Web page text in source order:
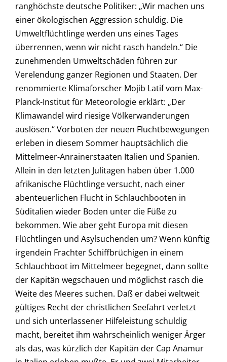
ranghöchste deutsche Politiker: „Wir machen uns
einer ökologischen Aggression schuldig. Die
Umweltflüchtlinge werden uns eines Tages
überrennen, wenn wir nicht rasch handeln.“ Die
zunehmenden Umweltschäden führen zur
Verelendung ganzer Regionen und Staaten. Der
renommierte Klimaforscher Mojib Latif vom Max-
Planck-Institut für Meteorologie erklärt: „Der
Klimawandel wird riesige Völkerwanderungen
auslösen.“ Vorboten der neuen Fluchtbewegungen
erleben in diesem Sommer hauptsächlich die
Mittelmeer-Anrainerstaaten Italien und Spanien.
Allein in den letzten Julitagen haben über 1.000
afrikanische Flüchtlinge versucht, nach einer
abenteuerlichen Flucht in Schlauchbooten in
Süditalien wieder Boden unter die Füße zu
bekommen. Wie aber geht Europa mit diesen
Flüchtlingen und Asylsuchenden um? Wenn künftig
irgendein Frachter Schiffbrüchigen in einem
Schlauchboot im Mittelmeer begegnet, dann sollte
der Kapitän wegschauen und möglichst rasch die
Weite des Meeres suchen. Daß er dabei weltweit
gültiges Recht der christlichen Seefahrt verletzt
und sich unterlassener Hilfeleistung schuldig
macht, bereitet ihm wahrscheinlich weniger Ärger
als das, was kürzlich der Kapitän der Cap Anamur